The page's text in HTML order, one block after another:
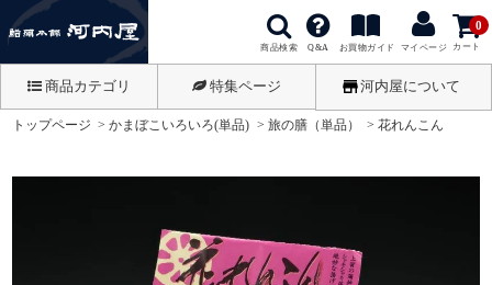
商品検索 Q&A お買物ガイド マイページ カート
0
商品カテゴリ 特集ページ 河内屋について
トップページ かまぼこいろいろ(単品) 旅の膳（単品） 花れんこん